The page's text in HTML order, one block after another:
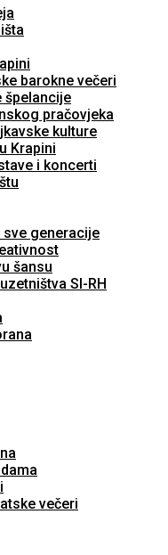
barokne večeri
špelancije
pračovjeka
kulture
Krapini
i koncerti
sve generacije
šansu
SI-RH
večeri